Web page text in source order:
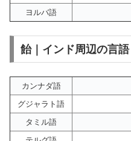
ヨルバ語
飴｜インド周辺の言語
カンナダ語
グジャラト語
タミル語